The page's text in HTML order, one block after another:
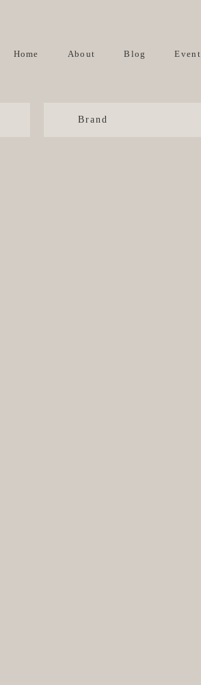
Home About Blog Event
Brand